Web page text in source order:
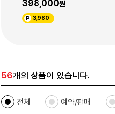
22,000
220
56개의 상품이 있습니다.
전체 예약/판매